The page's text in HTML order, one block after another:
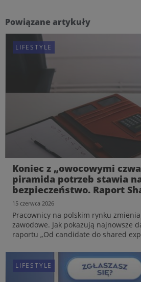
Powiązane artykuły
LIFESTYLE
Koniec z „owocowymi
piramida potrzeb stawia
bezpieczeństwo. Raport
od Pracuj.pl
15 czerwca 2026
Pracownicy na polskim rynku
zawodowe. Jak pokazują najnowsze
raportu „Od candidate do shared
dobrego wizerunku ustępuje
stabilności, transpar...
LIFESTYLE
LIFESTYLE